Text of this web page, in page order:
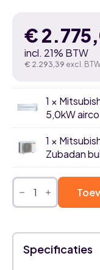
€
incl. 21% BTW
€ 2.293,39 excl.
1 ×
5,0kW
1 ×
Zubadan
Mitsubishi
Electric
Diamond
pearl
5,0kW
airco
Zubadan
single
Specificaties